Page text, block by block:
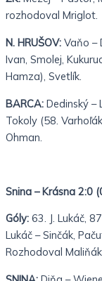
rozhodoval Mriglot.
N. HRUŠOV: Vaňo –
Ivan, Smolej,
Hamza), Svetlík.
BARCA: Dedinský –
Tokoly (58.
Ohman.
Snina – Krásna 2:0
Góly: 63. J. Lukáč,
Lukáč – Sinčák,
Rozhodoval